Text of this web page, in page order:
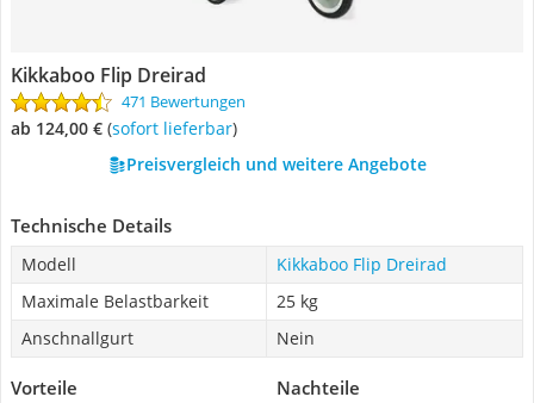
Kikkaboo Flip Dreirad
471 Bewertungen
ab 124,00 € ( Sofort lieferbar)
Preisvergleich und weitere Angebote
Technische Details
Modell
Kikkaboo Flip Dreirad
Maximale Belastbarkeit
25 kg
Anschnallgurt
Nein
Vorteile Nachteile